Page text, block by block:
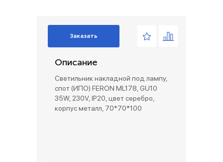
Заказать
Описание
Светильник накладной под лампу,
спот (ИПО) FERON ML178, GU10
35W, 230V, IP20, цвет серебро,
корпус металл, 70*70*100